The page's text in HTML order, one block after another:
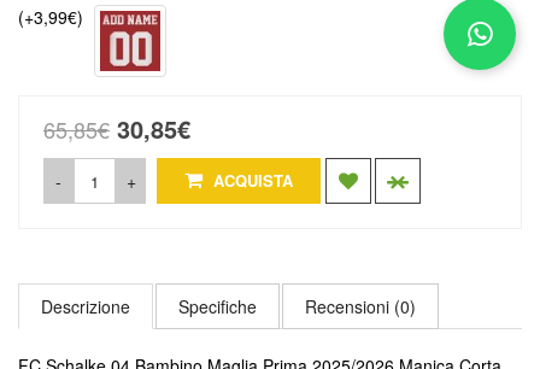
(+3,99€)
65,85€ 30,85€
- + ACQUISTA
Descrizione Specifiche Recensioni (0)